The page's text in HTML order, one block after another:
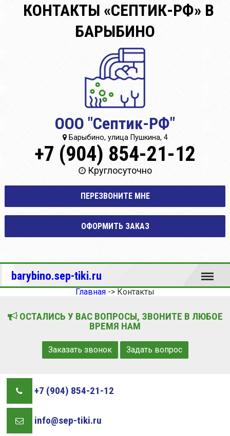
КОНТАКТЫ «СЕПТИК-РФ» В
БАРЫБИНО
ООО "Септик-РФ"
Барыбино, улица Пушкина, 4
+7 (904) 854-21-12
Круглосуточно
ПЕРЕЗВОНИТЕ МНЕ
ОФОРМИТЬ ЗАКАЗ
barybino.sep-tiki.ru Меню
Главная -> Контакты
ОСТАЛИСЬ У ВАС ВОПРОСЫ, ЗВОНИТЕ В ЛЮБОЕ
ВРЕМЯ НАМ
Заказать звонок Задать вопрос
+7 (904) 854-21-12
info@sep-tiki.ru